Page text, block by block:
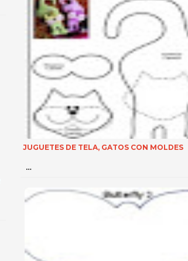
JUGUETES DE TELA, GATOS CON MOLDES
…